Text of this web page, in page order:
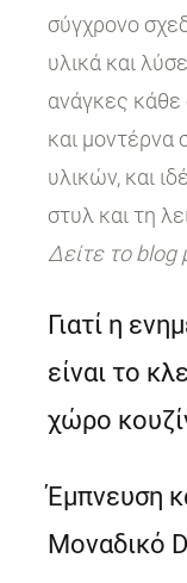
σύγχρονο
υλικά και
ανάγκες κάθε
και μοντέρνα
υλικών, και
στυλ και τη
Δείτε το blog
Γιατί η
είναι το
χώρο
Έμπνευση
Μοναδικό